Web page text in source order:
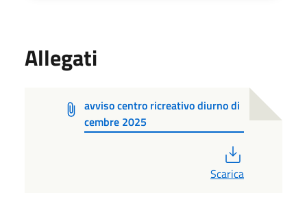
Allegati
avviso centro ricreativo diurno di
cembre 2025
Scarica